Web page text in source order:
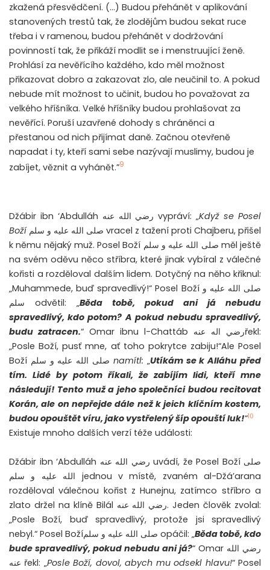
zkažená přesvědčení. (…) Budou přehánět v aplikování
stanovených trestů tak, že zlodějům budou sekat ruce
třeba i v ramenou, budou přehánět v dodržování
povinností tak, že přikáží modlit se i menstruující ženě.
Prohlásí za nevěřícího každého, kdo měl možnost
přikazovat dobro a zakazovat zlo, ale neučinil to. A pokud
nebude mít možnost to učinit, budou ho považovat za
velkého hříšníka. Velké hříšníky budou prohlašovat za
nevěřící. Poruší uzavřené dohody s chráněnci a
přestanou od nich přijímat daně. Začnou otevřeně
napadat i ty, kteří sami sebe nazývají muslimy, budou je
zabíjet, věznit a vyhánět.”9
Džábir ibn ‘Abdulláh رضي الله عنه vypráví: „Když se Posel
Boží صلى الله عليه و سلم vracel z tažení proti Chajberu, přišel
k němu nějaký muž. Posel Boží صلى الله عليه و سلم měl ještě
na svém oděvu něco stříbra, které jinak vybíral z válečné
kořisti a rozděloval dalším lidem. Dotyčný na něho křiknul:
„Muhammede, buď spravedlivý!“ Posel Boží صلى الله عليه و
سلم odvětil: „Běda tobě, pokud ani já nebudu
spravedlivý, kdo potom? A pokud nebudu spravedlivý,
budu zatracen.“ Omar ibnu l-Chattáb رضي اله عنهřekl:
„Posle Boží, pusť mne, ať toho pokrytce zabiju!“Ale Posel
namítl: „Utíkám se k Alláhu před
tím. Lidé by potom říkali, že zabíjím lidi, kteří mne
následují! Tento muž a jeho společníci budou recitovat
Korán, ale on nepřejde dále než k jeich klíčním kostem,
budou opouštět víru, jako vystřelený šíp opouští luk!“10
Existuje mnoho dalších verzí téže události:
Džábir ibn ‘Abdulláh رضي الله عنه uvádí, že Posel Boží صلى
الله عليه و سلم jednou v místě, zvaném al-Džá’arana
rozděloval válečnou kořist z Hunejnu, zatímco stříbro a
zlato držel na klíně Bilál رضي الله عنه. Jeden člověk zvolal:
„Posle Boží, buď spravedlivý, protože jsi spravedlivý
nebyl.“ Posel Božíصلى الله عليه و سلم opáčil: „Běda tobě, kdo
bude spravedlivý, pokud nebudu ani já?“ Omar رضي الله
عنه řekl: „Posle Boží, dovol, abych mu odsekl hlavu!“ Posel